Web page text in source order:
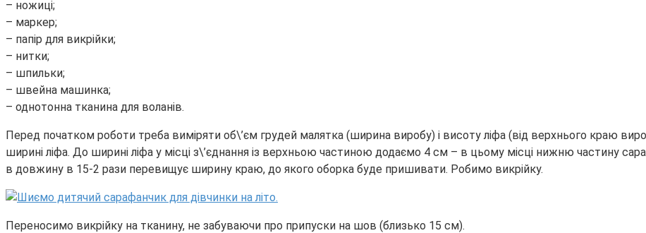
– ножиці;
– маркер;
– папір для викрійки;
– нитки;
– шпильки;
– швейна машинка;
– однотонна тканина для воланів.
Перед початком роботи треба виміряти об\’єм грудей малятка (ширина виробу) і висоту ліфа (від верхнього краю
ширині ліфа. До ширині ліфа у місці з\’єднання із верхньою частиною додаємо 4 см – в цьому місці нижню частину
в довжину в 15-2 рази перевищує ширину краю, до якого оборка буде пришивати. Робимо викрійку.
Переносимо викрійку на тканину, не забуваючи про припуски на шов (близько 15 см).